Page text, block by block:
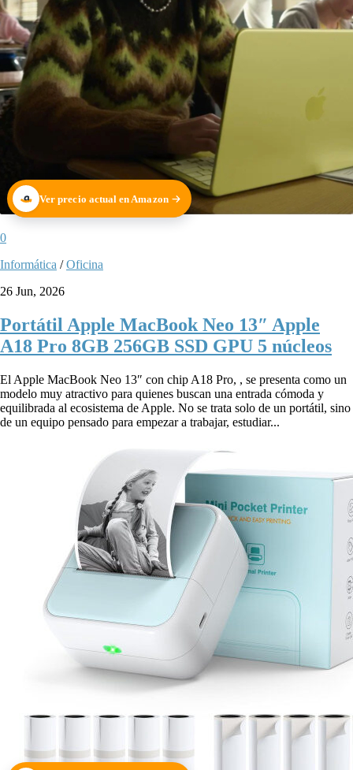
Ver precio actual en Amazon
0
Informática /Oficina
26 Jun, 2026
Portátil Apple MacBook Neo 13″ Apple
A18 Pro 8GB 256GB SSD GPU 5 núcleos
El Apple MacBook Neo 13″ con chip A18 Pro, , se presenta como un
modelo muy atractivo para quienes buscan una entrada cómoda y
equilibrada al ecosistema de Apple. No se trata solo de un portátil, sino
de un equipo pensado para empezar a trabajar, estudiar...